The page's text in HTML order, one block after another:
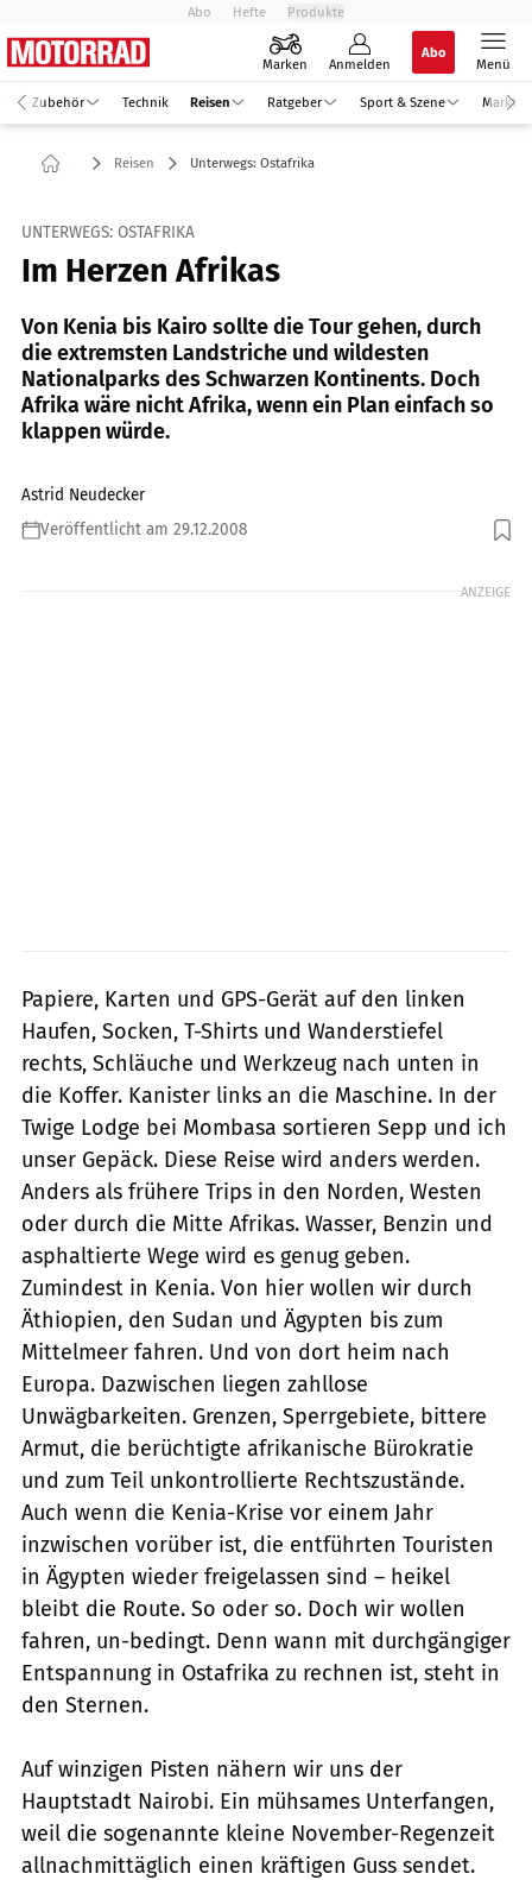
Abo Hefte Produkte
Marken Anmelden
Abo
Menü
Zubehör Technik Reisen Ratgeber Sport & Szene Markt
Reisen Unterwegs: Ostafrika
UNTERWEGS: OSTAFRIKA
Im Herzen Afrikas
Von Kenia bis Kairo sollte die Tour gehen, durch
die extremsten Landstriche und wildesten
Nationalparks des Schwarzen Kontinents. Doch
Afrika wäre nicht Afrika, wenn ein Plan einfach so
klappen würde.
Astrid Neudecker
Veröffentlicht am 29.12.2008
Foto: Neudecker
ANZEIGE
Papiere, Karten und GPS-Gerät auf den linken
Haufen, Socken, T-Shirts und Wanderstiefel
rechts, Schläuche und Werkzeug nach unten in
die Koffer. Kanister links an die Maschine. In der
Twige Lodge bei Mombasa sortieren Sepp und ich
unser Gepäck. Diese Reise wird anders werden.
Anders als frühere Trips in den Norden, Westen
oder durch die Mitte Afrikas. Wasser, Benzin und
asphaltierte Wege wird es genug geben.
Zumindest in Kenia. Von hier wollen wir durch
Äthiopien, den Sudan und Ägypten bis zum
Mittelmeer fahren. Und von dort heim nach
Europa. Dazwischen liegen zahllose
Unwägbarkeiten. Grenzen, Sperrgebiete, bittere
Armut, die berüchtigte afrikanische Bürokratie
und zum Teil unkontrollierte Rechtszustände.
Auch wenn die Kenia-Krise vor einem Jahr
inzwischen vorüber ist, die entführten Touristen
in Ägypten wieder freigelassen sind – heikel
bleibt die Route. So oder so. Doch wir wollen
fahren, un-bedingt. Denn wann mit durchgängiger
Entspannung in Ostafrika zu rechnen ist, steht in
den Sternen.
Auf winzigen Pisten nähern wir uns der
Hauptstadt Nairobi. Ein mühsames Unterfangen,
weil die sogenannte kleine November-Regenzeit
allnachmittäglich einen kräftigen Guss sendet.